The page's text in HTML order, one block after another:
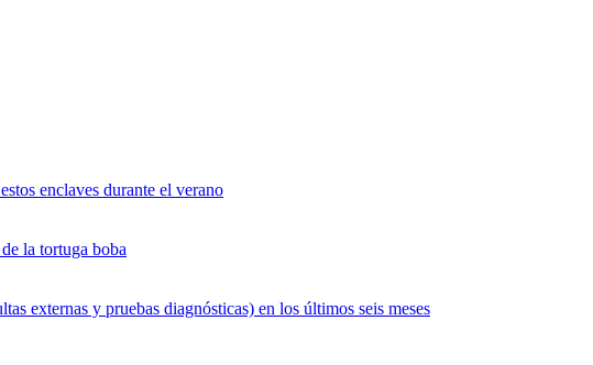
enclaves durante el verano
la tortuga boba
externas y pruebas diagnósticas) en los últimos seis meses